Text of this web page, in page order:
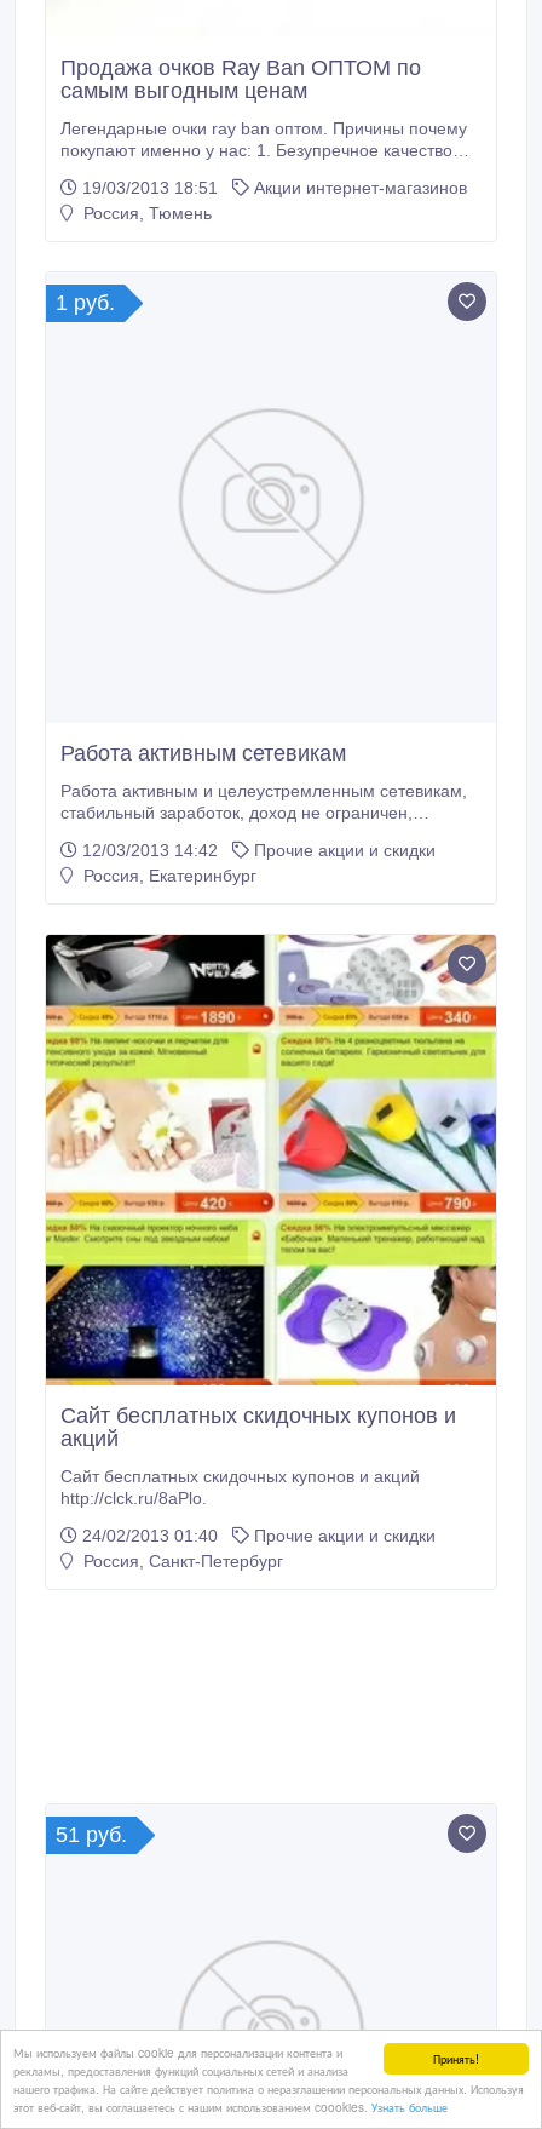
Принять!
Мы используем файлы cookie для персонализации контента и
рекламы, предоставления функций социальных сетей и анализа
нашего трафика. На сайте действует политика о неразглашении персональных данных. Используя
этот веб-сайт, вы соглашаетесь с нашим использованием coookies. Узнать больше
Продажа очков Ray Ban ОПТОМ по
самым выгодным ценам
Легендарные очки ray ban оптом. Причины почему
покупают именно у нас: 1. Безупречное качество
товара. 3. Бесплатная доставка по РФ. 4. Наши
цены конкуренты с ценами Китая, только доставка
19/03/2013 18:51
Акции интернет-магазинов
Россия, Тюмень
1 руб.
Работа активным сетевикам
Работа активным и целеустремленным сетевикам,
стабильный заработок, доход не ограничен,
12/03/2013 14:42
Прочие акции и скидки
Россия, Екатеринбург
Сайт бесплатных скидочных купонов и
акций
Сайт бесплатных скидочных купонов и акций
http://clck.ru/8aPlo.
24/02/2013 01:40
Прочие акции и скидки
Россия, Санкт-Петербург
51 руб.